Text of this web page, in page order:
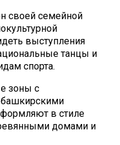
своей семейной
выступления
танцы и
спорта.
зоны с
в стиле
домами и